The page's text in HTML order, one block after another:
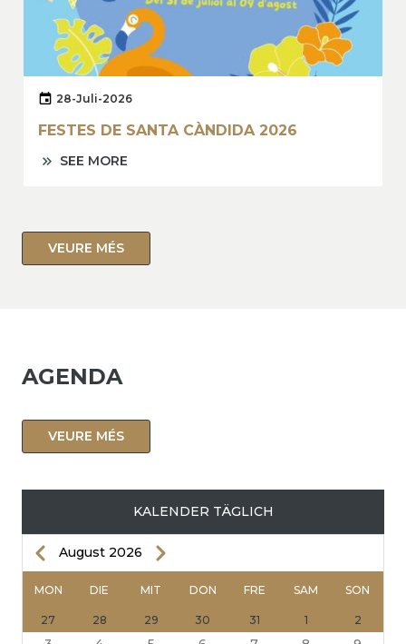
28-Juli-2026
FESTES DE SANTA CÀNDIDA 2026
SEE MORE
VEURE MÉS
AGENDA
VEURE MÉS
KALENDER TÄGLICH
SEITENNUMMERIERUNG
ZurückAugust 2026 Weiter
MON DIE MIT DON FRE SAM SON
27 28 29 30 31 1 2